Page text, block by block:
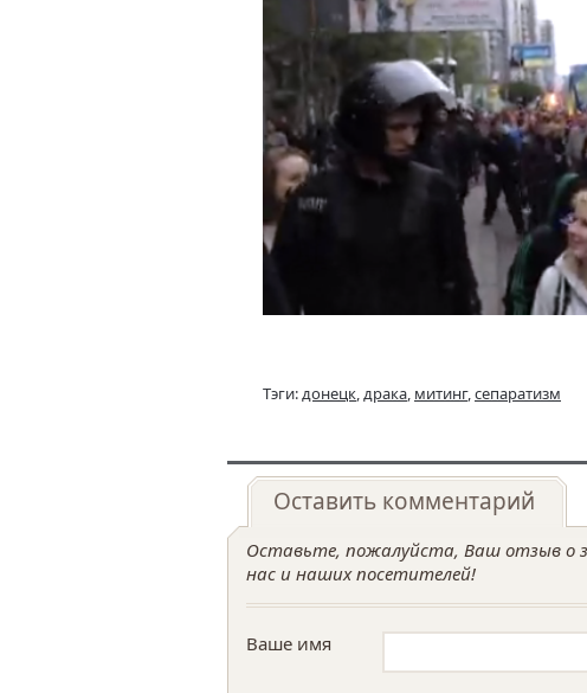
Тэги:донецк,драка, митинг,сепаратизм
Оставить комментарий
Оставьте, пожалуйста, Ваш отзыв о
нас и наших посетителей!
Ваше имя